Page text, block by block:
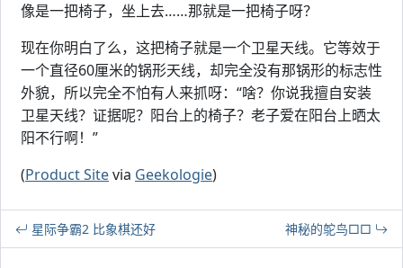
像是一把椅子，坐上去……那就是一把椅子呀？
现在你明白了么，这把椅子就是一个卫星天线。它等效于
一个直径60厘米的锅形天线，却完全没有那锅形的标志性
外貌，所以完全不怕有人来抓呀：“啥？你说我擅自安装
卫星天线？证据呢？阳台上的椅子？老子爱在阳台上晒太
阳不行啊！”
(Product Sitevia Geekologie)
星际争霸2 比象棋还好 神秘的鸵鸟□□